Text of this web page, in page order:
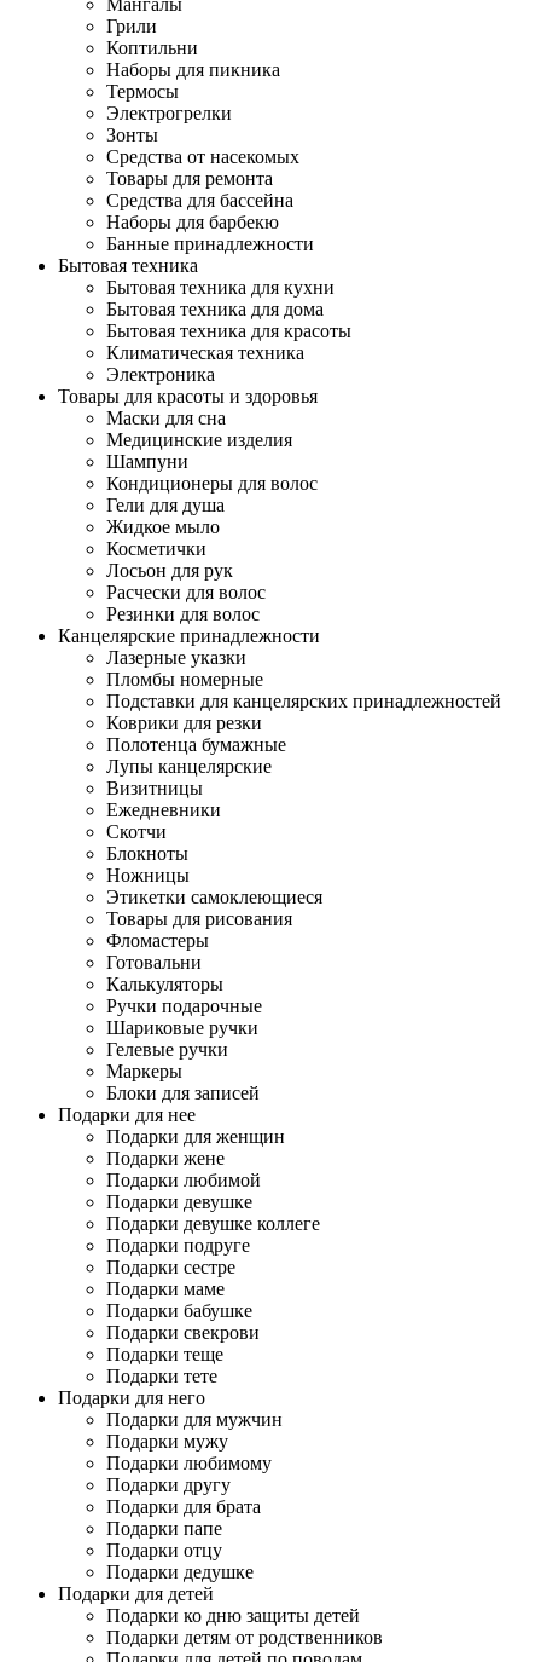
Мангалы
Грили
Коптильни
Наборы для пикника
Термосы
Электрогрелки
Зонты
Средства от насекомых
Товары для ремонта
Средства для бассейна
Наборы для барбекю
Банные принадлежности
Бытовая техника
Бытовая техника для кухни
Бытовая техника для дома
Бытовая техника для красоты
Климатическая техника
Электроника
Товары для красоты и здоровья
Маски для сна
Медицинские изделия
Шампуни
Кондиционеры для волос
Гели для душа
Жидкое мыло
Косметички
Лосьон для рук
Расчески для волос
Резинки для волос
Канцелярские принадлежности
Лазерные указки
Пломбы номерные
Подставки для канцелярских принадлежностей
Коврики для резки
Полотенца бумажные
Лупы канцелярские
Визитницы
Ежедневники
Скотчи
Блокноты
Ножницы
Этикетки самоклеющиеся
Товары для рисования
Фломастеры
Готовальни
Калькуляторы
Ручки подарочные
Шариковые ручки
Гелевые ручки
Маркеры
Блоки для записей
Подарки для нее
Подарки для женщин
Подарки жене
Подарки любимой
Подарки девушке
Подарки девушке коллеге
Подарки подруге
Подарки сестре
Подарки маме
Подарки бабушке
Подарки свекрови
Подарки теще
Подарки тете
Подарки для него
Подарки для мужчин
Подарки мужу
Подарки любимому
Подарки другу
Подарки для брата
Подарки папе
Подарки отцу
Подарки дедушке
Подарки для детей
Подарки ко дню защиты детей
Подарки детям от родственников